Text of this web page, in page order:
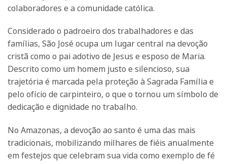
colaboradores e a comunidade católica.
Considerado o padroeiro dos trabalhadores e das
famílias, São José ocupa um lugar central na devoção
cristã como o pai adotivo de Jesus e esposo de Maria.
Descrito como um homem justo e silencioso, sua
trajetória é marcada pela proteção à Sagrada Família e
pelo ofício de carpinteiro, o que o tornou um símbolo de
dedicação e dignidade no trabalho.
No Amazonas, a devoção ao santo é uma das mais
tradicionais, mobilizando milhares de fiéis anualmente
em festejos que celebram sua vida como exemplo de fé